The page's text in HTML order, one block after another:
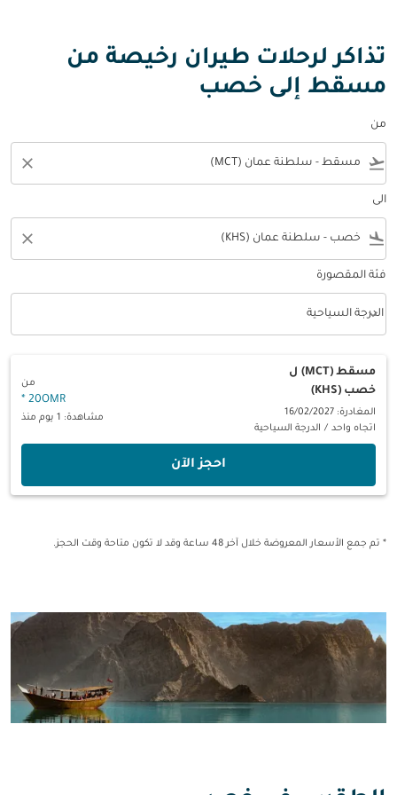
تذاكر لرحلات طيران رخيصة من
مسقط إلى خصب
من
flight_takeoff
close
الى
flight_land
close
فئة المقصورة
فئة المقصورة option الدرجة السياحية Selected
الدرجة السياحية
keyboard_arrow_down
مسقط (MCT)
ل
خصب (KHS)
المغادرة: 16/02/2027
اتجاه واحد / الدرجة السياحية
من
20OMR
*
مشاهدة: 1 يوم منذ
‫احجز الآن‬
* تم جمع الأسعار المعروضة خلال آخر 48 ساعة وقد لا تكون متاحة وقت الحجز.